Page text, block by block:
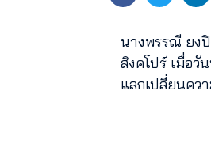
นางพรรณี ยงปิ
สิงคโปร์ เมื่อวั
แลกเปลี่ยนคว